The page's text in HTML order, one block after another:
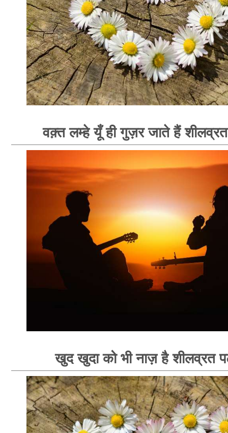
वक़्त लम्हे यूँ ही गुज़र जाते हैं शीलव्रत
खुद खुदा को भी नाज़ है शीलव्रत